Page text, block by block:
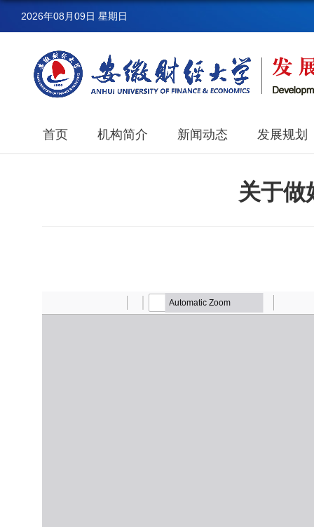
2026年08月09日 星期日
首页 机构简介 新闻动态 发展规划
关于做